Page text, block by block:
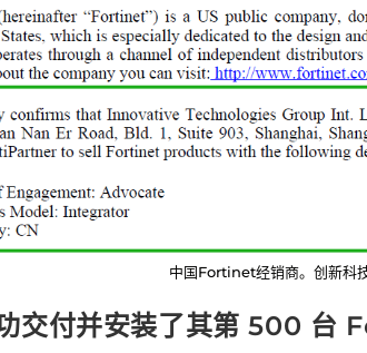
中国Fortinet经销商。创新科
交付并安装了其第 500 台